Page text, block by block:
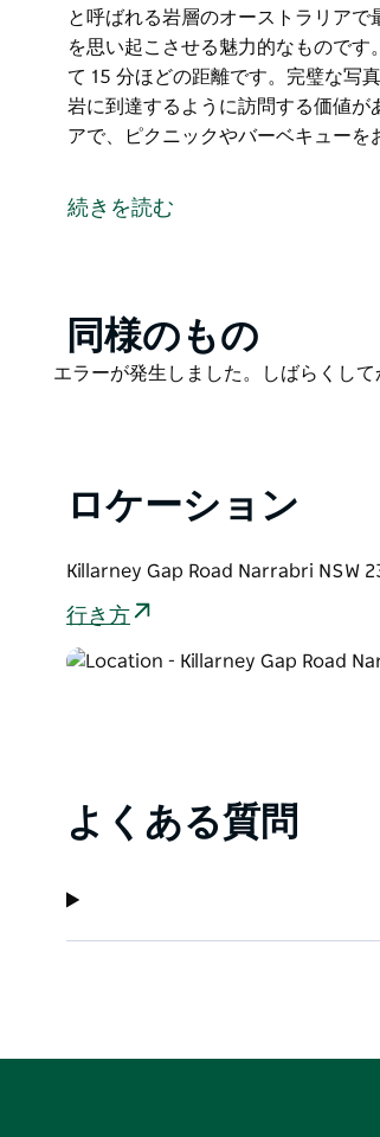
と呼ばれる岩層のオーストラリア
を思い起こさせる魅力的なもので
て 15 分ほどの距離です。完璧な写
岩に到達するように訪問する価値が
アで、ピクニックやバーベキューを
と呼ばれる岩層のオーストラリアで
を思い起こさせる魅力的なものです。
ます。お帰りの際は、素敵なソー
しみください。
続きを読む
Product
List
同様のもの
Product
エラーが発生しました。しばらくし
ロケーション
Killarney Gap Road Narrabri NSW
行き方
よくある質問